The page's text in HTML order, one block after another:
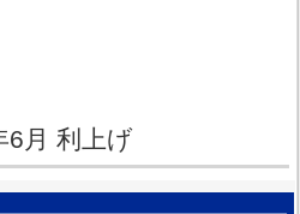
6月 利上げ